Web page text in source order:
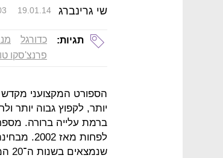
שי גרינברג 19.01.14
תגיות: כדורגל
פרנצ'סקו
הספורט המקצועני
יותר, לקפוץ גבוה יותר
לפחות